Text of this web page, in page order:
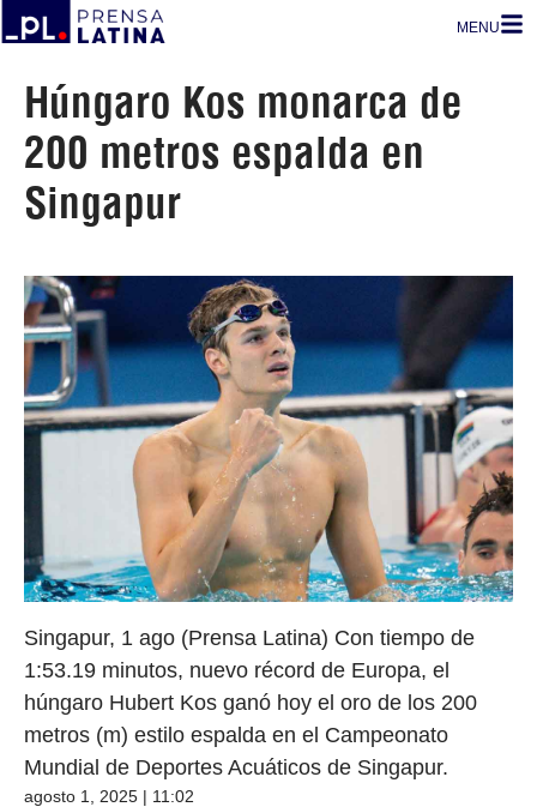
MENU
Húngaro Kos monarca de
200 metros espalda en
Singapur
Singapur, 1 ago (Prensa Latina) Con tiempo de
1:53.19 minutos, nuevo récord de Europa, el
húngaro Hubert Kos ganó hoy el oro de los 200
metros (m) estilo espalda en el Campeonato
Mundial de Deportes Acuáticos de Singapur.
agosto 1, 2025 | 11:02